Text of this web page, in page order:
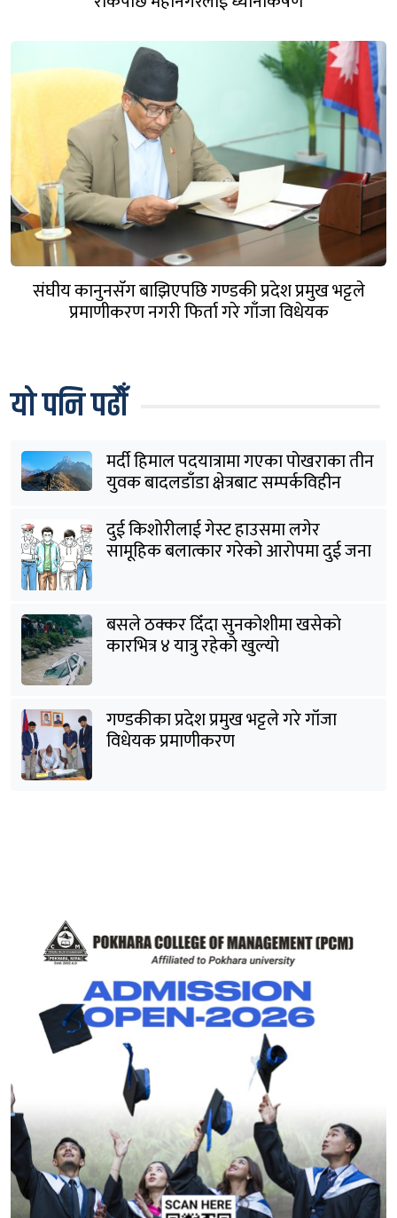
संघीय कानुनसँग बाझिएपछि गण्डकी प्रदेश प्रमुख भट्टले
प्रमाणीकरण नगरी फिर्ता गरे गाँजा विधेयक
यो पनि पढौँ
मर्दी हिमाल पदयात्रामा गएका पोखराका तीन
युवक बादलडाँडा क्षेत्रबाट सम्पर्कविहीन
दुई किशोरीलाई गेस्ट हाउसमा लगेर
सामूहिक बलात्कार गरेको आरोपमा दुई जना
बसले ठक्कर दिँदा सुनकोशीमा खसेकाे
कारभित्र ४ यात्रु रहेको खुल्यो
गण्डकीका प्रदेश प्रमुख भट्टले गरे गाँजा
विधेयक प्रमाणीकरण